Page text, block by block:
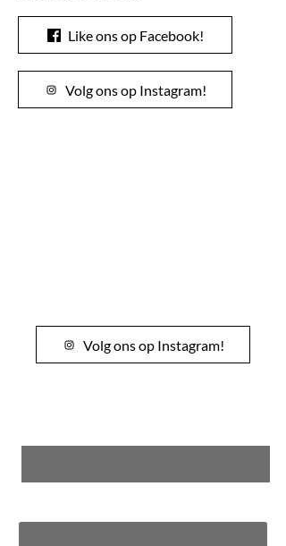
Like ons op Facebook!
Volg ons op Instagram!
Volg ons op Instagram!